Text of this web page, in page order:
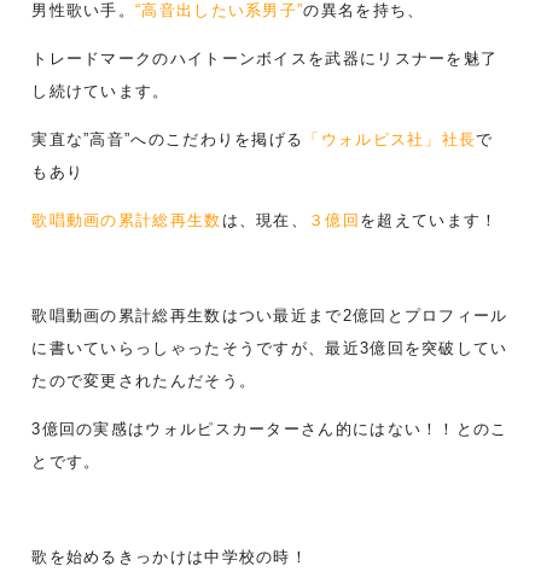
男性歌い手。“高音出したい系男子”の異名を持ち、
トレードマークのハイトーンボイスを武器にリスナーを魅了
し続けています。
実直な”高音”へのこだわりを掲げる 「ウォルピス社」社長で
もあり
歌唱動画の累計総再生数 は、現在、 ３億回 を超えています！
歌唱動画の累計総再生数はつい最近まで2億回とプロフィール
に書いていらっしゃったそうですが、最近3億回を突破してい
たので変更されたんだそう。
3億回の実感はウォルピスカーターさん的にはない！！とのこ
とです。
歌を始めるきっかけは中学校の時！